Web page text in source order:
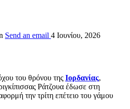
Send an email 4 Ιουνίου, 2026
του θρόνου της Ιορδανίας,
Ράτζουα έδωσε στη
την τρίτη επέτειο του γάμου